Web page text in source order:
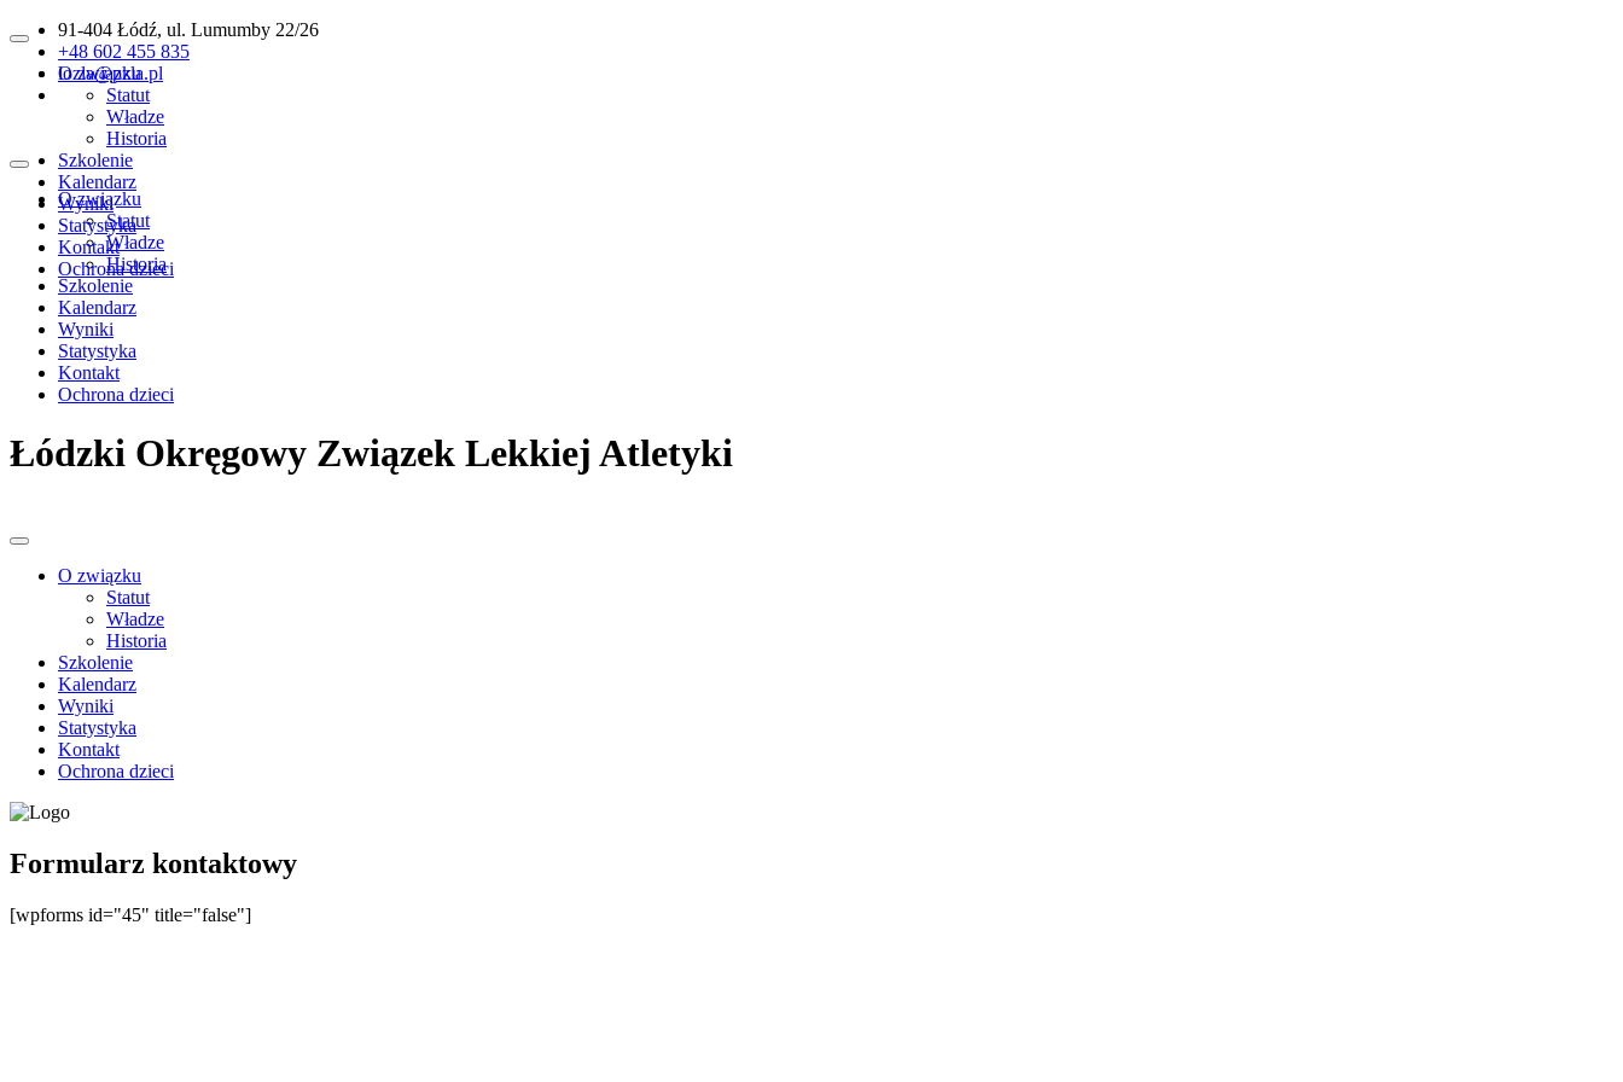
91-404 Łódź, ul. Lumumby 22/26
+48 602 455 835
lozla@pzla.pl
O związku
Statut
Władze
Historia
Szkolenie
Kalendarz
Wyniki
Statystyka
Kontakt
Ochrona dzieci
Łódzki Okręgowy Związek Lekkiej Atletyki
O związku
Statut
Władze
Historia
Szkolenie
Kalendarz
Wyniki
Statystyka
Kontakt
Ochrona dzieci
O związku
Statut
Władze
Historia
Szkolenie
Kalendarz
Wyniki
Statystyka
Kontakt
Ochrona dzieci
Formularz kontaktowy
[wpforms id="45" title="false"]